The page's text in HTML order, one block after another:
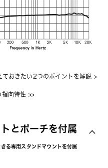
ておきたい2つのポイントを解説 >
指向特性 >>
とポーチを付属
る専用スタンドマウントを付属